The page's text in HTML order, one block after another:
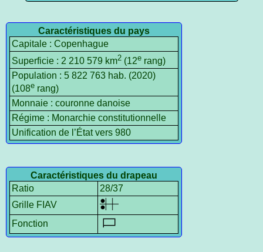
Caractéristiques du pays
Capitale : Copenhague
Superficie : 2 210 579 km2 (12e rang)
Population : 5 822 763 hab. (2020)
(108e rang)
Monnaie : couronne danoise
Régime : Monarchie constitutionnelle
Unification de l’État vers 980
Caractéristiques du drapeau
Ratio
28/37
Grille FIAV
Fonction